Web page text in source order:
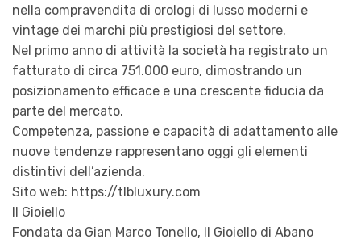
nella compravendita di orologi di lusso moderni e
vintage dei marchi più prestigiosi del settore.
Nel primo anno di attività la società ha registrato un
fatturato di circa 751.000 euro, dimostrando un
posizionamento efficace e una crescente fiducia da
parte del mercato.
Competenza, passione e capacità di adattamento alle
nuove tendenze rappresentano oggi gli elementi
distintivi dell’azienda.
Sito web: https://tlbluxury.com
Il Gioiello
Fondata da Gian Marco Tonello, Il Gioiello di Abano